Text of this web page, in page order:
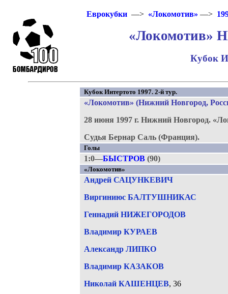
Еврокубки—> «Локомотив» —>
«Локомотив»
Кубок
Кубок Интертото 1997. 2-й тур.
«Локомотив» (Нижний Новгород,
28 июня 1997 г. Нижний Новгород.
Судья Бернар Саль (Франция).
Голы
1:0—БЫСТРОВ(90)
«Локомотив»
Андрей САЦУНКЕВИЧ
Виргиниюс БАЛТУШНИКАС
Геннадий НИЖЕГОРОДОВ
Владимир КУРАЕВ
Александр ЛИПКО
Владимир КАЗАКОВ
Николай КАШЕНЦЕВ, 36